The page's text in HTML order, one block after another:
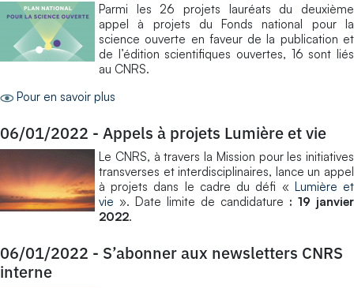
Parmi les 26 projets lauréats du deuxième
appel à projets du Fonds national pour la
science ouverte en faveur de la publication et
de l’édition scientifiques ouvertes, 16 sont liés
au CNRS.
Pour en savoir plus
06/01/2022 - Appels à projets Lumière et vie
​Le CNRS, à travers la Mission pour les initiatives
transverses et interdisciplinaires, lance un appel
à projets dans le cadre du défi « Lumière et
vie ». Date limite de candidature : 19 janvier
2022.
06/01/2022 - S’abonner aux newsletters CNRS
interne